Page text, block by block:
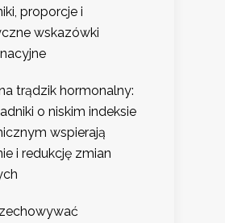
proporcje i
wskazówki
trądzik hormonalny:
o niskim indeksie
wspierają
i redukcję zmian